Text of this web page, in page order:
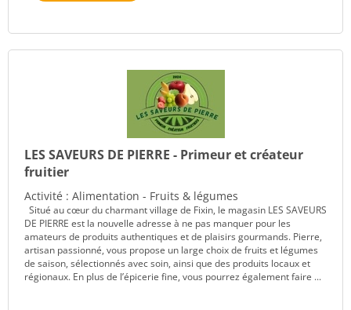
LES SAVEURS DE PIERRE - Primeur et créateur
fruitier
Activité : Alimentation - Fruits & légumes
Situé au cœur du charmant village de Fixin, le magasin LES SAVEURS
DE PIERRE est la nouvelle adresse à ne pas manquer pour les
amateurs de produits authentiques et de plaisirs gourmands. Pierre,
artisan passionné, vous propose un large choix de fruits et légumes
de saison, sélectionnés avec soin, ainsi que des produits locaux et
régionaux. En plus de l’épicerie fine, vous pourrez également faire ...